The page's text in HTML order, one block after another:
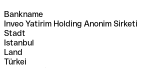
Bankname
Inveo Yatirim Holding Anonim Sirketi
Stadt
Istanbul
Land
Türkei